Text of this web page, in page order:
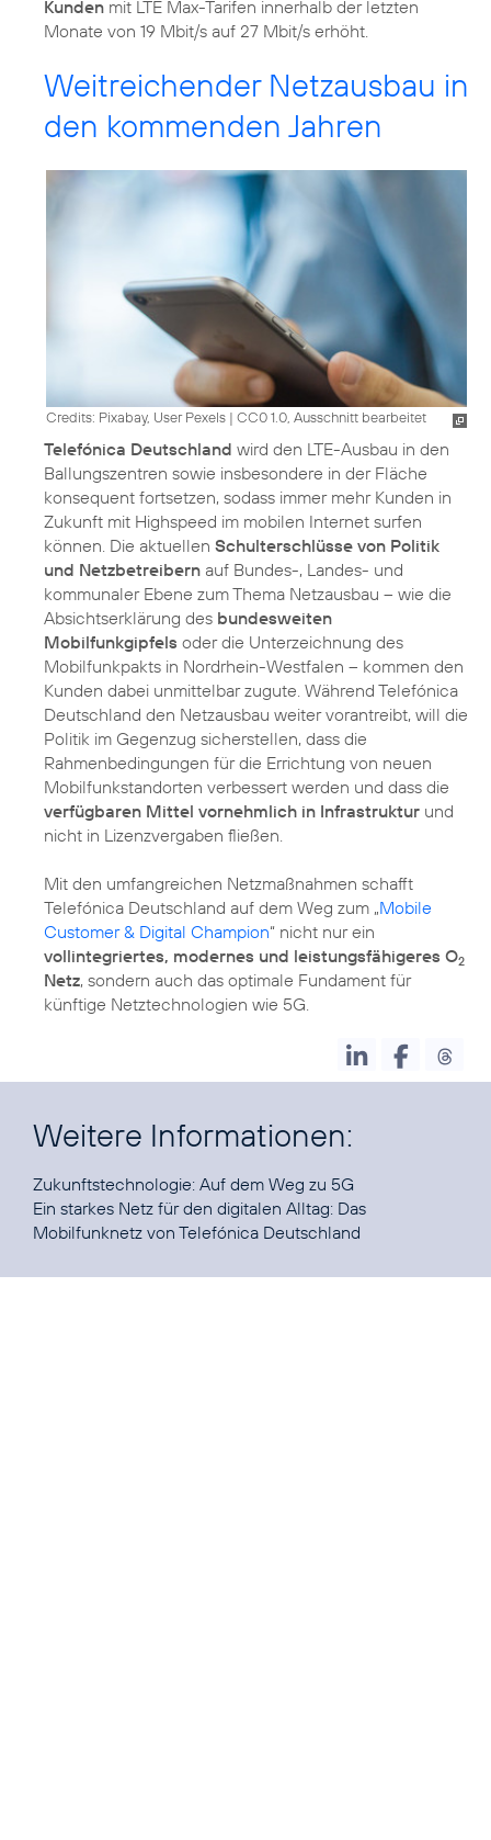
Kunden mit LTE Max-Tarifen innerhalb der letzten
Monate von 19 Mbit/s auf 27 Mbit/s erhöht.
Weitreichender Netzausbau in
den kommenden Jahren
Credits: Pixabay, User Pexels | CC0 1.0, Ausschnitt bearbeitet
Telefónica Deutschland wird den LTE-Ausbau in den
Ballungszentren sowie insbesondere in der Fläche
konsequent fortsetzen, sodass immer mehr Kunden in
Zukunft mit Highspeed im mobilen Internet surfen
können. Die aktuellen Schulterschlüsse von Politik
und Netzbetreibern auf Bundes-, Landes- und
kommunaler Ebene zum Thema Netzausbau – wie die
Absichtserklärung des bundesweiten
Mobilfunkgipfels oder die Unterzeichnung des
Mobilfunkpakts in Nordrhein-Westfalen – kommen den
Kunden dabei unmittelbar zugute. Während Telefónica
Deutschland den Netzausbau weiter vorantreibt, will die
Politik im Gegenzug sicherstellen, dass die
Rahmenbedingungen für die Errichtung von neuen
Mobilfunkstandorten verbessert werden und dass die
verfügbaren Mittel vornehmlich in Infrastruktur und
nicht in Lizenzvergaben fließen.
Mit den umfangreichen Netzmaßnahmen schafft
Telefónica Deutschland auf dem Weg zum „Mobile
Customer & Digital Champion“ nicht nur ein
vollintegriertes, modernes und leistungsfähigeres O2
Netz, sondern auch das optimale Fundament für
künftige Netztechnologien wie 5G.
Weitere Informationen:
Zukunftstechnologie: Auf dem Weg zu 5G
Ein starkes Netz für den digitalen Alltag: Das
Mobilfunknetz von Telefónica Deutschland